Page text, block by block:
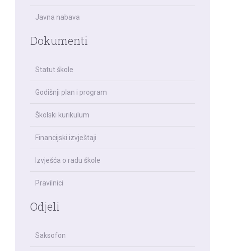
Javna nabava
Dokumenti
Statut škole
Godišnji plan i program
Školski kurikulum
Financijski izvještaji
Izvješća o radu škole
Pravilnici
Odjeli
Saksofon